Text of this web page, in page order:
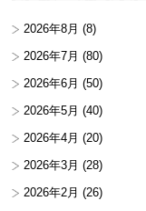
2026年8月 (8)
2026年7月 (80)
2026年6月 (50)
2026年5月 (40)
2026年4月 (20)
2026年3月 (28)
2026年2月 (26)